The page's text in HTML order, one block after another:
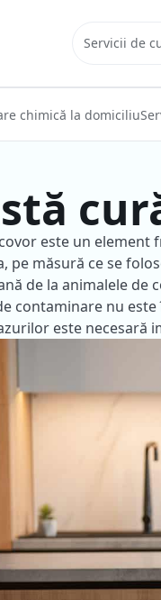
Servicii de
chimică la domiciliu
este un element
pe măsură ce se
de la animalele de
contaminare nu
este necesară